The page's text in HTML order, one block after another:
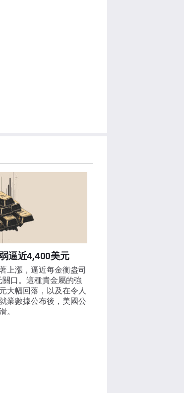
逼近4,400美元
上漲，逼近每金衡盎司
口。這種貴金屬的強
大幅回落，以及在令人
業數據公布後，美國公
。